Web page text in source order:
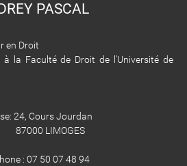
PASCAL
en Droit
à la Faculté de Droit de l'Université de
24, Cours Jourdan
LIMOGES
: 07 50 07 48 94